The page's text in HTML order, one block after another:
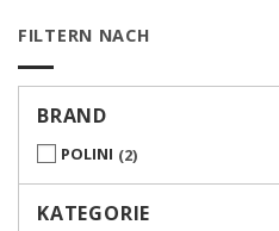
FILTERN NACH
BRAND
POLINI 2
KATEGORIE